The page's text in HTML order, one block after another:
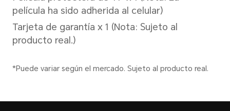
Soporte para grabación de
(1920x1080)